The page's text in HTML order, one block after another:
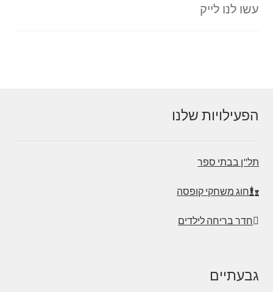
עשו לנו לייק
הפעילויות שלנו
תל"ן בבתי ספר
חוג משחקי קופסה
חדר בריחה לילדים
גבעתיים